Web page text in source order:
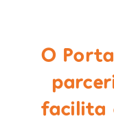
O
facilita